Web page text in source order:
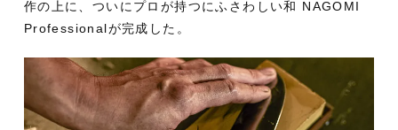
作の上に、ついにプロが持つにふさわしい和 NAGOMI
Professionalが完成した。